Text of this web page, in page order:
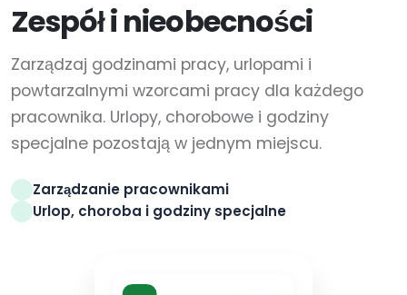
Zespół i nieobecności
Zarządzaj godzinami pracy, urlopami i
powtarzalnymi wzorcami pracy dla każdego
pracownika. Urlopy, chorobowe i godziny
specjalne pozostają w jednym miejscu.
Zarządzanie pracownikami
Urlop, choroba i godziny specjalne